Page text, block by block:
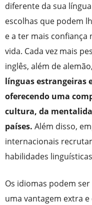
diferente da sua
escolhas que podem
e a ter mais confiança
vida. Cada vez mais
inglês, além de
línguas estrangeiras
oferecendo uma
cultura, da
países. Além disso,
internacionais
habilidades
Os idiomas podem
uma vantagem extra